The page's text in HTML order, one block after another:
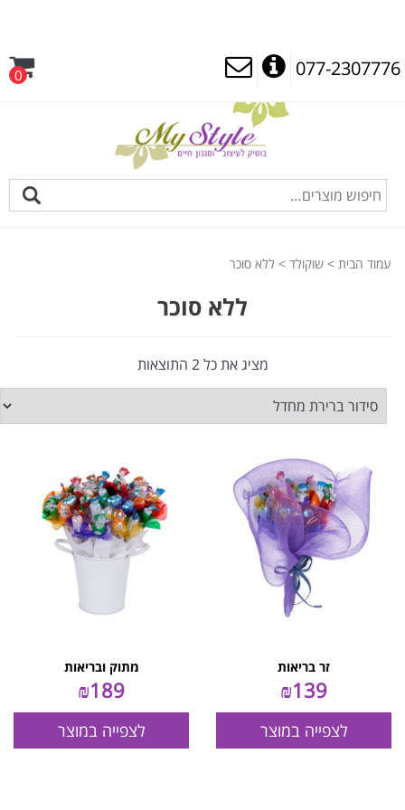
077-2307776
0
עמוד הבית > שוקולד > ללא סוכר
ללא סוכר
מציג את כל 2 התוצאות
זר בריאות
₪139
לצפייה במוצר
מתוק ובריאות
₪189
לצפייה במוצר